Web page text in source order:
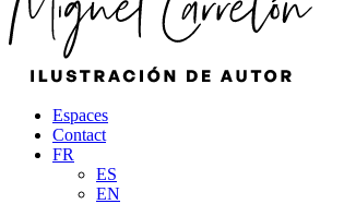
Espaces
Contact
FR
ES
EN